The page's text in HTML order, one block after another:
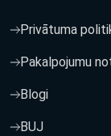
Privātuma
Pakalpojumu
Blogi
BUJ